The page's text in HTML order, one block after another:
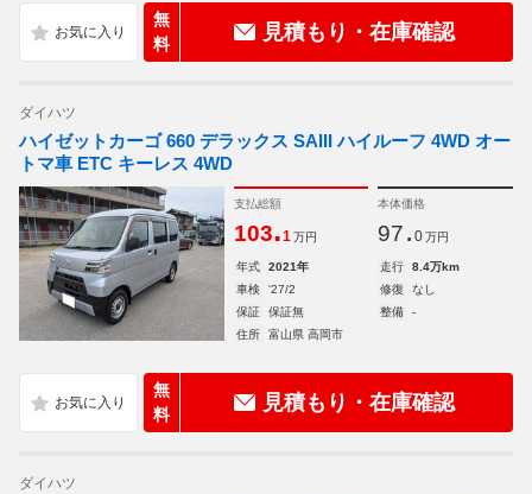
無
料
見積もり・在庫確認
ダイハツ
ハイゼットカーゴ 660 デラックス SAIII ハイルーフ 4WD オー
トマ車 ETC キーレス 4WD
支払総額
103.1 万円
本体価格
97. 0 万円
年式 2021年 走行
8.4万km
車検
'27/2 修復
なし
保証
保証無 整備
-
住所
富山県 高岡市
無
料
見積もり・在庫確認
ダイハツ